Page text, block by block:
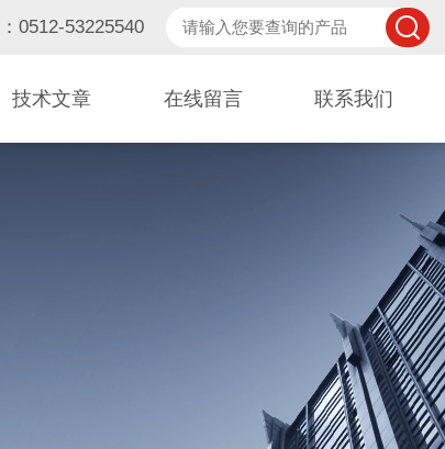
0512-53225540
技术文章 在线留言 联系我们